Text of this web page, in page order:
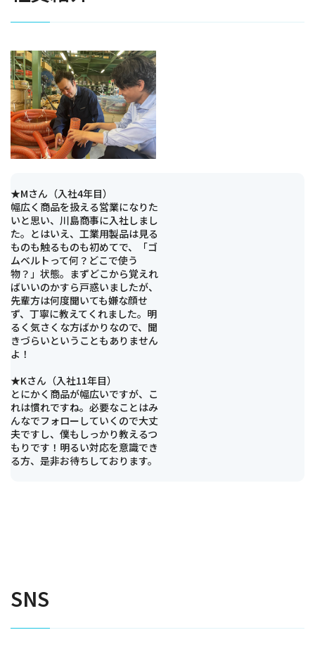
★Mさん（入社4年目）
幅広く商品を扱える営業になりた
いと思い、川島商事に入社しまし
た。とはいえ、工業用製品は見る
ものも触るものも初めてで、「ゴ
ムベルトって何？どこで使う
物？」状態。まずどこから覚えれ
ばいいのかすら戸惑いましたが、
先輩方は何度聞いても嫌な顔せ
ず、丁寧に教えてくれました。明
るく気さくな方ばかりなので、聞
きづらいということもありません
よ！
★Kさん（入社11年目）
とにかく商品が幅広いですが、こ
れは慣れですね。必要なことはみ
んなでフォローしていくので大丈
夫ですし、僕もしっかり教えるつ
もりです！明るい対応を意識でき
る方、是非お待ちしております。
SNS